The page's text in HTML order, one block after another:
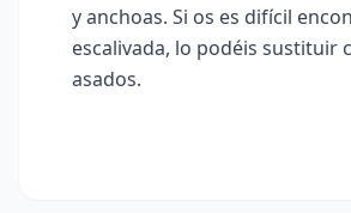
y anchoas. Si os es difícil
escalivada, lo podéis sustituir
asados.